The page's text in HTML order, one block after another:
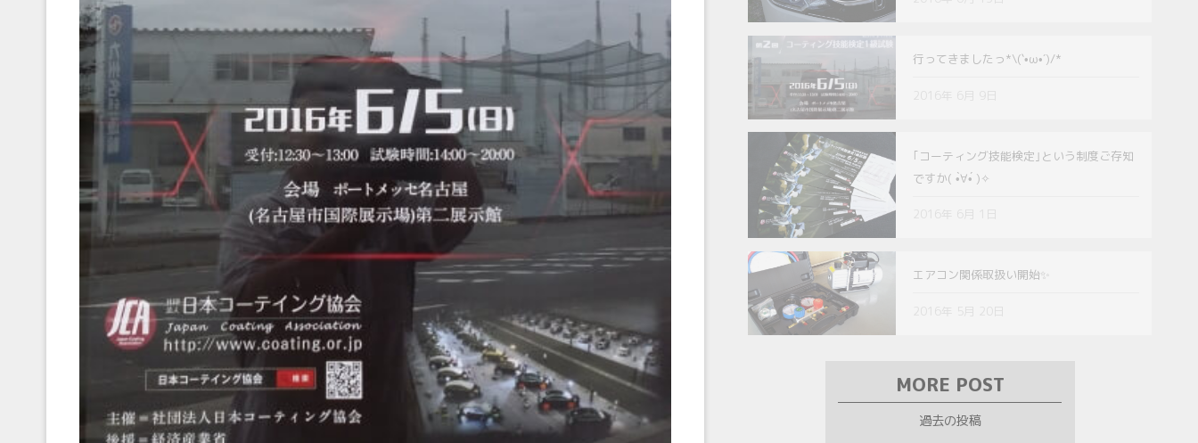
行ってきましたっ*\(`•ω•´)/*
｢コーティング技能検定｣という制度ご存知
ですか( •̀∀︎•́ )✧︎
エアコン関係取扱い開始✨
MORE POST
過去の投稿